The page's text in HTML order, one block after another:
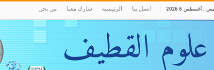
, أغسطس 6 2026 اتصل بنا الرئيسية شارك معنا من نحن